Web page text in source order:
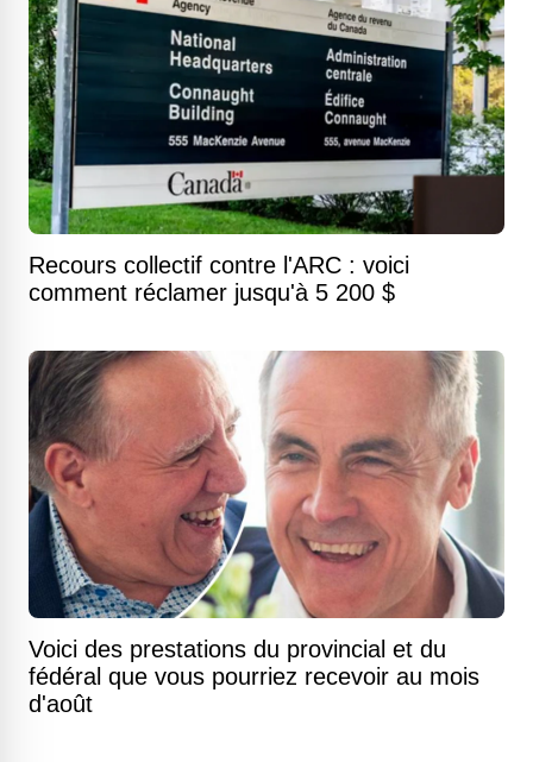
Recours collectif contre l'ARC : voici
comment réclamer jusqu'à 5 200 $
Voici des prestations du provincial et du
fédéral que vous pourriez recevoir au mois
d'août